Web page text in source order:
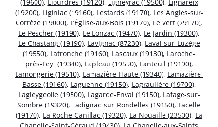
(19600), Liourdres (19120), Ligneyrac (19500), Lignareix
(19200), Liginiac (19160), Lestards (19170), Les Angles-sur-
Corrèze (19000), L’Église-aux-Bois (19170), Le Vert (79170),
Le Pescher (19190), Le Lonzac (19470), Le Jardin (19300),
Le Chastang (19190), Lavignac (87230), Laval-sur-Luzège
(19550), Latronche (19160), Lascaux (19130), Laroche-
près-Feyt (19340), Lapleau (19550), Lanteuil (19190),
Lamongerie (19510), Lamazière-Haute (19340), Lamazière-
Basse (19160), Laguenne (19150), Lagraulière (19700),
Lagleygeolle (19500), Lagarde-Enval (19150), Lafage-sur-
Sombre (19320), Ladignac-sur-Rondelles (19150), Lacelle
(19170), La Roche-Canillac (19320), La Nouaille (23500), La
Chapelle-Saint-Géraud (19430), La Chapelle-aux-Saints